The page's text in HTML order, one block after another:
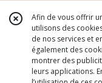
Afin de vous offrir
utilisons des
de nos services et
également des
montrer des
leurs applications.